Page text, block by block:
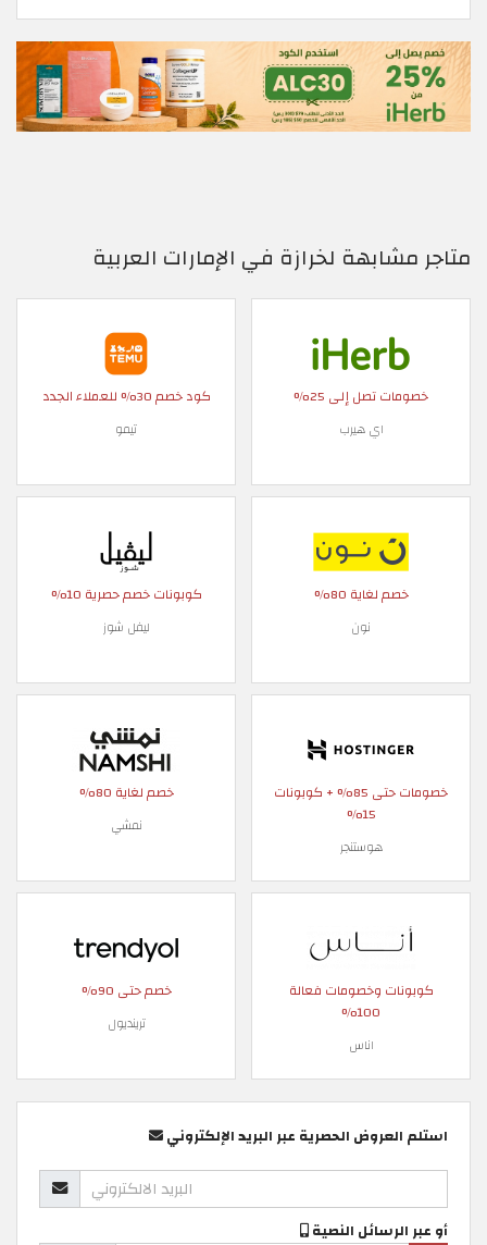
متاجر مشابهة لخرازة في الإمارات العربية
خصومات تصل إلى 25%
اي هيرب
كود خصم 30% للعملاء الجدد
تيمو
خصم لغاية 80%
نون
كوبونات خصم حصرية 10%
ليفل شوز
خصومات حتى 85% + كوبونات
15%
هوستنجر
خصم لغاية 80%
نمشي
كوبونات وخصومات فعالة
100%
اناس
خصم حتى 90%
ترينديول
استلم العروض الحصرية عبر البريد الإلكتروني
أو عبر الرسائل النصية